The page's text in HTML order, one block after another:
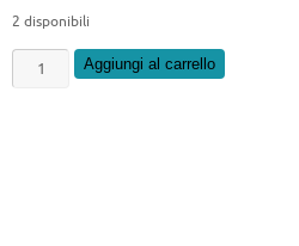
2 disponibili
MST718BU-
LF
Aggiungi al carrello